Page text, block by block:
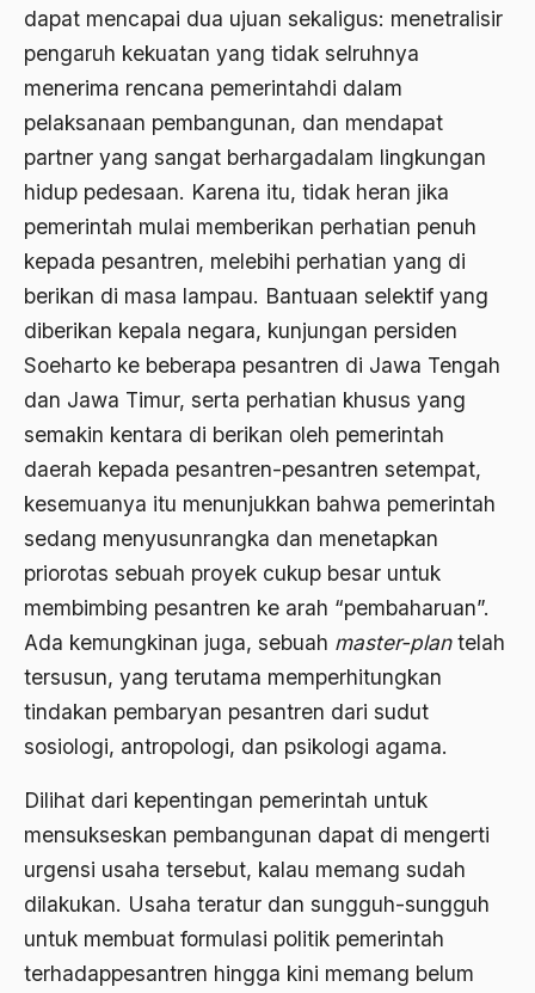
dapat mencapai dua ujuan sekaligus: menetralisir
pengaruh kekuatan yang tidak selruhnya
menerima rencana pemerintahdi dalam
pelaksanaan pembangunan, dan mendapat
partner yang sangat berhargadalam lingkungan
hidup pedesaan. Karena itu, tidak heran jika
pemerintah mulai memberikan perhatian penuh
kepada pesantren, melebihi perhatian yang di
berikan di masa lampau. Bantuaan selektif yang
diberikan kepala negara, kunjungan persiden
Soeharto ke beberapa pesantren di Jawa Tengah
dan Jawa Timur, serta perhatian khusus yang
semakin kentara di berikan oleh pemerintah
daerah kepada pesantren-pesantren setempat,
kesemuanya itu menunjukkan bahwa pemerintah
sedang menyusunrangka dan menetapkan
priorotas sebuah proyek cukup besar untuk
membimbing pesantren ke arah “pembaharuan”.
Ada kemungkinan juga, sebuah master-plantelah
tersusun, yang terutama memperhitungkan
tindakan pembaryan pesantren dari sudut
sosiologi, antropologi, dan psikologi agama.
Dilihat dari kepentingan pemerintah untuk
mensukseskan pembangunan dapat di mengerti
urgensi usaha tersebut, kalau memang sudah
dilakukan. Usaha teratur dan sungguh-sungguh
untuk membuat formulasi politik pemerintah
terhadappesantren hingga kini memang belum
1988
1987
1986
1985
1984
1982
1981
1979
1978
1976
1975
1974
1973
1971
Adat Pra-Islam
Adat Siri
Adil dan Makmur
Adipati Unus
Adnan Buyung Nasution
Adopsi
Advisors
Aera-Europa
Afganistan
Afiliasi Kultural
Afrika
Afrika utara
Agama & Negara
Agama Asli
Agama Asli Indonesia
Agama dan Negara
Agama dan Pemerintah